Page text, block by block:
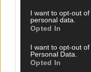
I want to opt-out
personal data.
Opted In
I want to opt-out
Personal Data.
Opted In